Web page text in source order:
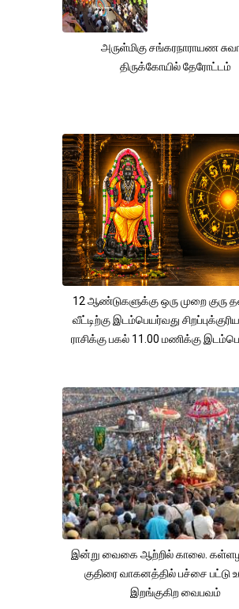
அருள்மிகு சங்கரநாராயண
திருக்கோயில் தேரோட்டம்
12 ஆண்டுகளுக்கு ஒரு முறை குரு
வீட்டிற்கு இடம்பெயர்வது
ராசிக்கு பகல் 11.00 மணிக்கு
இன்று வைகை ஆற்றில் காலை.
குதிரை வாகனத்தில் பச்சை பட்டு
இறங்குகிற வைபவம்